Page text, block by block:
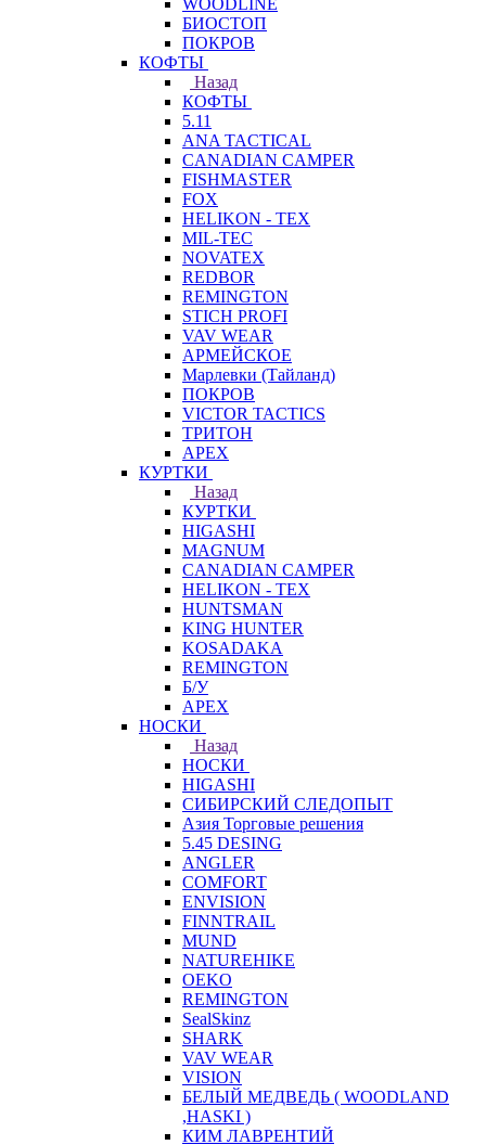
WOODLINE
БИОСТОП
ПОКРОВ
КОФТЫ
Назад
КОФТЫ
5.11
ANA TACTICAL
CANADIAN CAMPER
FISHMASTER
FOX
HELIKON - TEX
MIL-TEC
NOVATEX
REDBOR
REMINGTON
STICH PROFI
VAV WEAR
АРМЕЙСКОЕ
Марлевки (Тайланд)
ПОКРОВ
VICTOR TACTICS
ТРИТОН
APEX
КУРТКИ
Назад
КУРТКИ
HIGASHI
MAGNUM
CANADIAN CAMPER
HELIKON - TEX
HUNTSMAN
KING HUNTER
KOSADAKA
REMINGTON
Б/У
APEX
НОСКИ
Назад
НОСКИ
HIGASHI
СИБИРСКИЙ СЛЕДОПЫТ
Азия Торговые решения
5.45 DESING
ANGLER
COMFORT
ENVISION
FINNTRAIL
MUND
NATUREHIKE
OEKO
REMINGTON
SealSkinz
SHARK
VAV WEAR
VISION
БЕЛЫЙ МЕДВЕДЬ ( WOODLAND
,HASKI )
КИМ ЛАВРЕНТИЙ